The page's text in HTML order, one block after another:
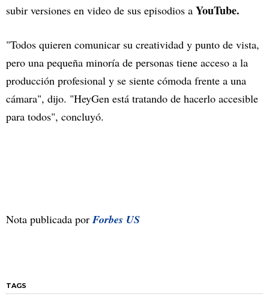
subir versiones en video de sus episodios a YouTube.
"Todos quieren comunicar su creatividad y punto de vista,
pero una pequeña minoría de personas tiene acceso a la
producción profesional y se siente cómoda frente a una
cámara", dijo. "HeyGen está tratando de hacerlo accesible
para todos", concluyó.
Nota publicada porForbes US
TAGS